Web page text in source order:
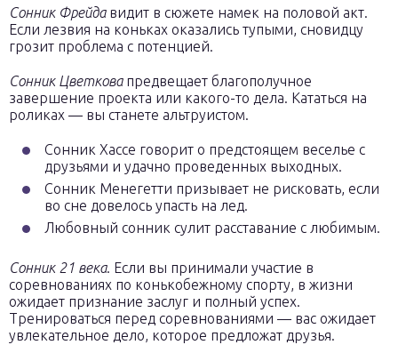
Сонник Фрейда видит в сюжете намек на половой акт.
Если лезвия на коньках оказались тупыми, сновидцу
грозит проблема с потенцией.
Сонник Цветковапредвещает благополучное
завершение проекта или какого-то дела. Кататься на
роликах — вы станете альтруистом.
Сонник Хассе говорит о предстоящем веселье с
друзьями и удачно проведенных выходных.
Сонник Менегетти призывает не рисковать, если
во сне довелось упасть на лед.
Любовный сонник сулит расставание с любимым.
Сонник 21 века. Если вы принимали участие в
соревнованиях по конькобежному спорту, в жизни
ожидает признание заслуг и полный успех.
Тренироваться перед соревнованиями — вас ожидает
увлекательное дело, которое предложат друзья.